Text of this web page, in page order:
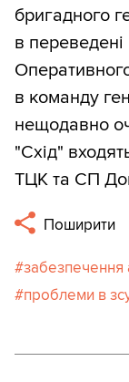
бригадного
в
в команду
нещодавно
"Схід"
ТЦК та СП
Поширити
забезпечення
проблеми в